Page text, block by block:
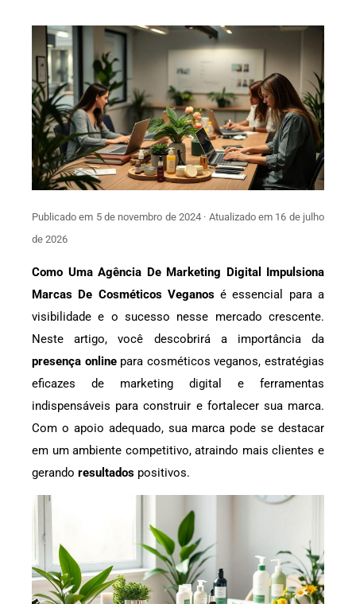
Publicado em 5 de novembro de 2024 · Atualizado em 16 de julho
de 2026
Como Uma Agência De Marketing Digital Impulsiona
Marcas De Cosméticos Veganosé essencial para a
visibilidade e o sucesso nesse mercado crescente.
Neste artigo, você descobrirá a importância da
presença onlinepara cosméticos veganos, estratégias
eficazes de marketing digital e ferramentas
indispensáveis para construir e fortalecer sua marca.
Com o apoio adequado, sua marca pode se destacar
em um ambiente competitivo, atraindo mais clientes e
gerando resultados positivos.